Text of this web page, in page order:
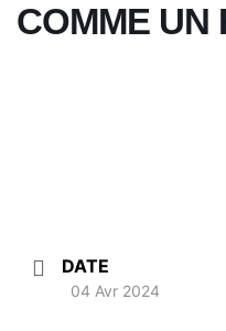
COMME UN
DATE
04 Avr 2024